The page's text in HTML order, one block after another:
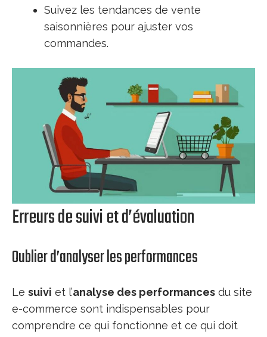
Suivez les tendances de vente
saisonnières pour ajuster vos
commandes.
Erreurs de suivi et d’évaluation
Oublier d’analyser les performances
Le suivi et l’analyse des performances du site
e-commerce sont indispensables pour
comprendre ce qui fonctionne et ce qui doit